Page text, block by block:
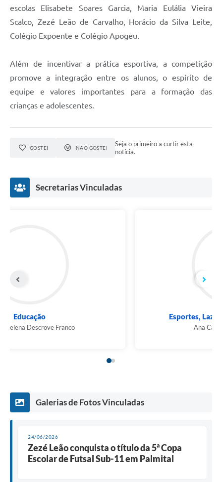
escolas Elisabete Soares Garcia, Maria Eulália Vieira
Scalco, Zezé Leão de Carvalho, Horácio da Silva Leite,
Colégio Expoente e Colégio Apogeu.
Além de incentivar a prática esportiva, a competição
promove a integração entre os alunos, o espírito de
equipe e valores importantes para a formação das
crianças e adolescentes.
GOSTEI NÃO GOSTEI
Seja o primeiro a curtir esta
notícia.
Secretarias Vinculadas
Marcia Helena Descrove Franco
Galerias de Fotos Vinculadas
24/06/2026
Zezé Leão conquista o título da 5ª Copa
Escolar de Futsal Sub-11 em Palmital